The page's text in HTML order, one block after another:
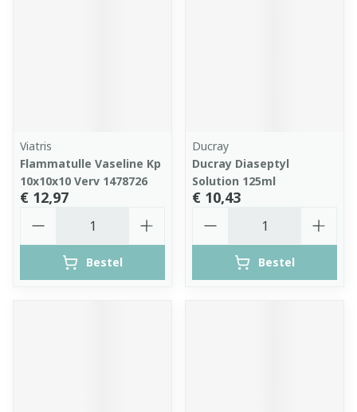
Viatris
Flammatulle Vaseline Kp
10x10x10 Verv 1478726
€ 12,97
Bestel
Ducray
Ducray Diaseptyl
Solution 125ml
€ 10,43
Bestel